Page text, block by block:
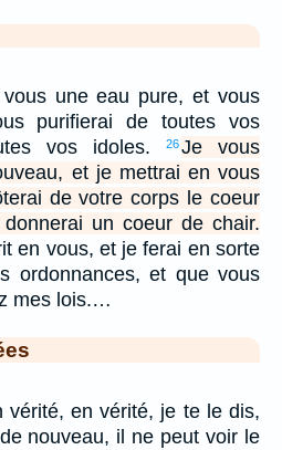
une eau pure, et vous
purifierai de toutes vos
vos idoles.
26Je vous
et je mettrai en vous
de votre corps le coeur
un coeur de chair.
en vous, et je ferai en sorte
ordonnances, et que vous
mes lois.…
vérité, en vérité, je te le dis,
nouveau, il ne peut voir le